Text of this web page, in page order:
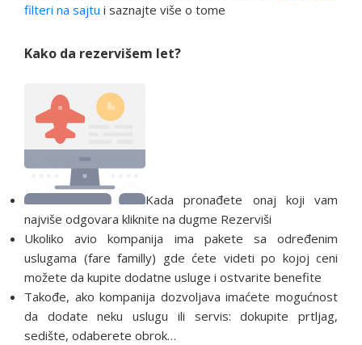
filteri na sajtu i saznajte više o tome
Kako da rezervišem let?
Kada pronađete onaj koji vam
najviše odgovara kliknite na dugme Rezerviši
Ukoliko avio kompanija ima pakete sa određenim
uslugama (fare familly) gde ćete videti po kojoj ceni
možete da kupite dodatne usluge i ostvarite benefite
Takođe, ako kompanija dozvoljava imaćete mogućnost
da dodate neku uslugu ili servis: dokupite prtljag,
sedište, odaberete obrok…